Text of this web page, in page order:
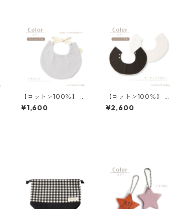
【コットン100％】 ス
タイ 丸タグ付き くす
みブルー
¥1,600
【コットン100％】 ま
んまるスタイ ダーク／
アイボリー ブラック
¥2,600